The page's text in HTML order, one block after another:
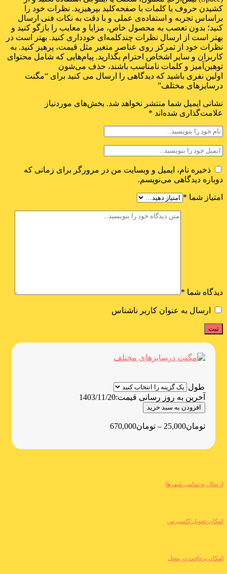
کشیدن حروف یا کلمات با صفحه‌کلید بپرهیزید. نظرات خود را
براساس تجربه و استفاده‌ی عملی و با دقت به نکات فنی ارسال
کنید؛ بدون تعصب به محصول خاص، مزایا و معایب را بازگو کنید و
بهتر است از ارسال نظرات چندکلمه‌‌ای خودداری کنید. بهتر است در
نظرات خود از تمرکز روی عناصر متغیر مثل قیمت، پرهیز کنید. به
کاربران و سایر اشخاص احترام بگذارید. پیام‌هایی که شامل محتوای
توهین‌آمیز و کلمات نامناسب باشند، حذف می‌شون
اولین نفری باشید که دیدگاهی را ارسال می کنید برای “مگنت
درسایزهای مختلف”
نشانی ایمیل شما منتشر نخواهد شد. بخش‌های موردنیاز
علامت‌گذاری شده‌اند *
ذخیره نام، ایمیل و وبسایت من در مرورگر برای زمانی که
دوباره دیدگاهی می‌نویسم.
امتیاز شما *
دیدگاه شما *
ارسال به عنوان کاربر ناشناس
طول
آخرین به روز رسانی قیمت:1403/11/20
افزودن به سبد خرید
تومان25,000
– تومان670,000
ارسال به تمامی شهرها
امکان تحویل اکسپرس
امکان پرداخت در محل